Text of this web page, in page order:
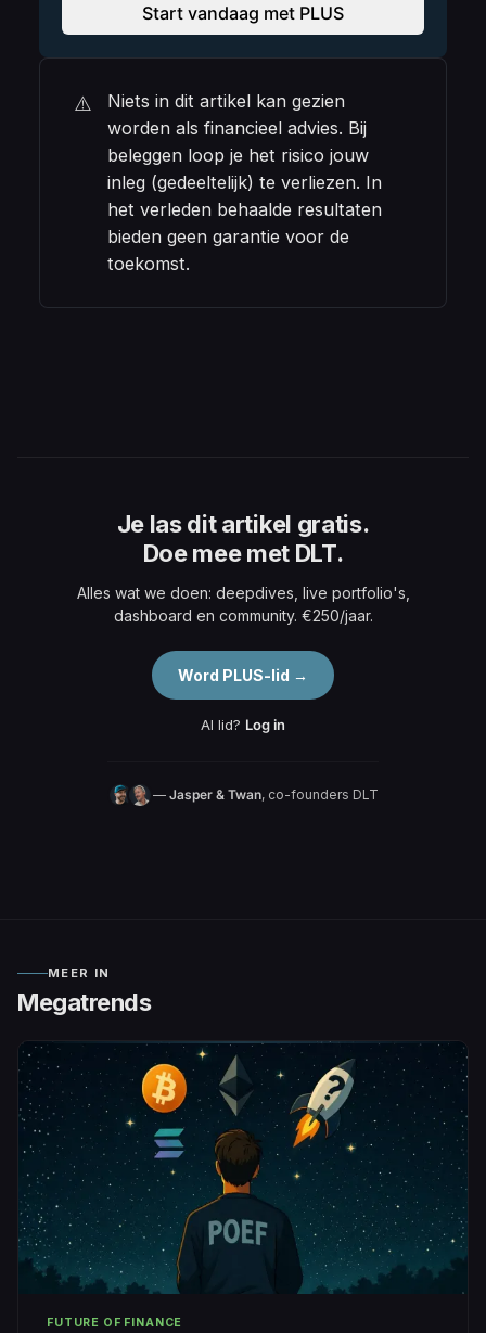
Start vandaag met PLUS
⚠️
Niets in dit artikel kan gezien
worden als financieel advies. Bij
beleggen loop je het risico jouw
inleg (gedeeltelijk) te verliezen. In
het verleden behaalde resultaten
bieden geen garantie voor de
toekomst.
Je las dit artikel gratis.
Doe mee met DLT.
Alles wat we doen: deepdives, live portfolio's,
dashboard en community. €250/jaar.
Word PLUS-lid →
Al lid? Log in
— Jasper & Twan, co-founders DLT
MEER IN
Megatrends
FUTURE OF FINANCE